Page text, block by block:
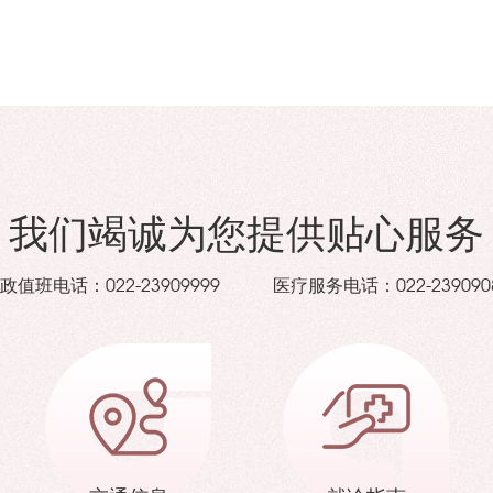
我们竭诚为您提供贴心服务
值班电话： 022-23909999 医疗服务电话： 022-